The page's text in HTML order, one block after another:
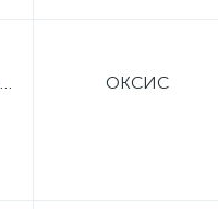
Малоярославецкий приборный завод ОКСИС